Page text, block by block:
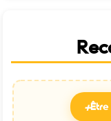
+Être